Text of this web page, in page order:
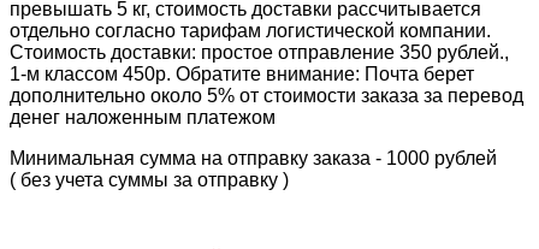
превышать 5 кг, стоимость доставки рассчитывается
отдельно согласно тарифам логистической компании.
Стоимость доставки: простое отправление 350 рублей.,
1-м классом 450р. Обратите внимание: Почта берет
дополнительно около 5% от стоимости заказа за перевод
денег наложенным платежом
Минимальная сумма на отправку заказа - 1000 рублей
( без учета суммы за отправку )